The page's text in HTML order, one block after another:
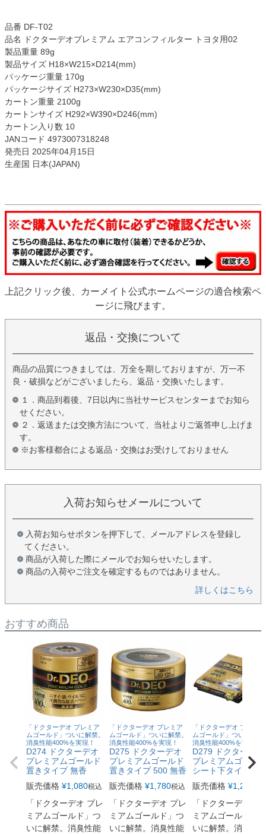
品番 DF-T02
品名 ドクターデオプレミアム エアコンフィルター トヨタ用02
製品重量 89g
製品サイズ H18×W215×D214(mm)
パッケージ重量 170g
パッケージサイズ H273×W230×D35(mm)
カートン重量 2100g
カートンサイズ H292×W390×D246(mm)
カートン入り数 10
JANコード 4973007318248
発売日 2025年04月15日
生産国 日本(JAPAN)
上記クリック後、カーメイト公式ホームページの適合検索ペ
ージに飛びます。
返品・交換について
商品の品質につきましては、万全を期しておりますが、万一不
良・破損などがございましたら、返品・交換いたします。
１．商品到着後、7日以内に当社サービスセンターまでお知ら
せください。
２．返送または交換方法について、当社よりご返答申し上げま
す。
※お客様都合による返品・交換はお受けしておりません
入荷お知らせメールについて
入荷お知らせボタンを押下して、メールアドレスを登録し
てください。
商品が入荷した際にメールでお知らせいたします。
商品の入荷やご注文を確定するものではありません。
詳しくはこちら
おすすめ商品
「ドクターデオ プレミア
ムゴールド」ついに解禁。
消臭性能400%を実現！
D274 ドクターデオ
プレミアムゴールド
置きタイプ 無香
販売価格 ¥1,080税込
「ドクターデオ プレ
ミアムゴールド」つ
いに解禁。消臭性能
「ドクターデオ プレミア
ムゴールド」ついに解禁。
消臭性能400%を実現！
D275 ドクターデオ
プレミアムゴールド
置きタイプ 500 無香
販売価格 ¥1,780税込
「ドクターデオ プレ
ミアムゴールド」つ
いに解禁。消臭性能
「ドクターデオ プレミア
ムゴールド」ついに解禁
消臭性能400%を実現！
D279 ドクターデオ
プレミアムゴール
シート下タイプ 無
販売価格 ¥1,280
「ドクターデオ プ
ミアムゴールド」
いに解禁。消臭性